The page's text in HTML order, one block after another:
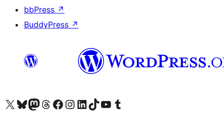
bbPress ↗
BuddyPress ↗
Visit our X (formerly Twitter) account
Visit our Bluesky account
Visit our Mastodon account
Visit our Threads account
Visit our Facebook page
Visit our Instagram account
Visit our LinkedIn account
Visit our TikTok account
Visit our YouTube channel
Visit our Tumblr account